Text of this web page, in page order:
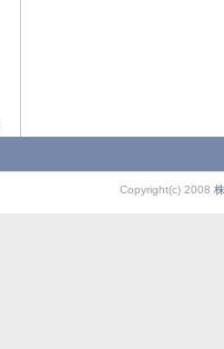
Copyright(c) 2008